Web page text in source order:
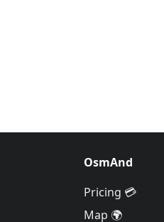
OsmAnd
Pricing 💳
Map 🌍